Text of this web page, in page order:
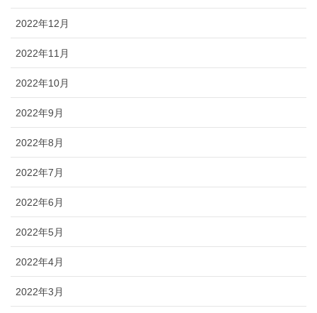
2022年12月
2022年11月
2022年10月
2022年9月
2022年8月
2022年7月
2022年6月
2022年5月
2022年4月
2022年3月